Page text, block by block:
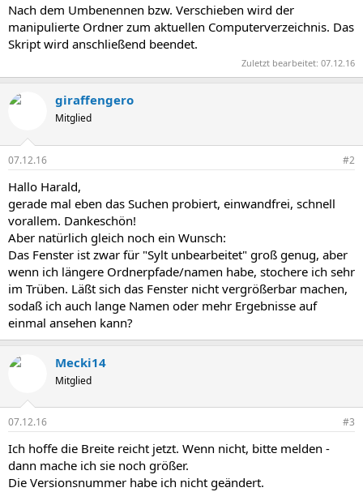
Nach dem Umbenennen bzw. Verschieben wird der
manipulierte Ordner zum aktuellen Computerverzeichnis. Das
Skript wird anschließend beendet.
Zuletzt bearbeitet: 07.12.16
giraffengero
Mitglied
07.12.16 #2
Hallo Harald,
gerade mal eben das Suchen probiert, einwandfrei, schnell
vorallem. Dankeschön!
Aber natürlich gleich noch ein Wunsch:
Das Fenster ist zwar für "Sylt unbearbeitet" groß genug, aber
wenn ich längere Ordnerpfade/namen habe, stochere ich sehr
im Trüben. Läßt sich das Fenster nicht vergrößerbar machen,
sodaß ich auch lange Namen oder mehr Ergebnisse auf
einmal ansehen kann?
Mecki14
Mitglied
07.12.16 #3
Ich hoffe die Breite reicht jetzt. Wenn nicht, bitte melden -
dann mache ich sie noch größer.
Die Versionsnummer habe ich nicht geändert.